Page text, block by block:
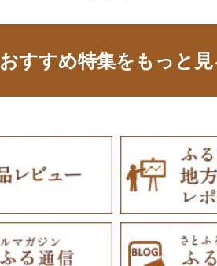
おすすめ特集をもっと